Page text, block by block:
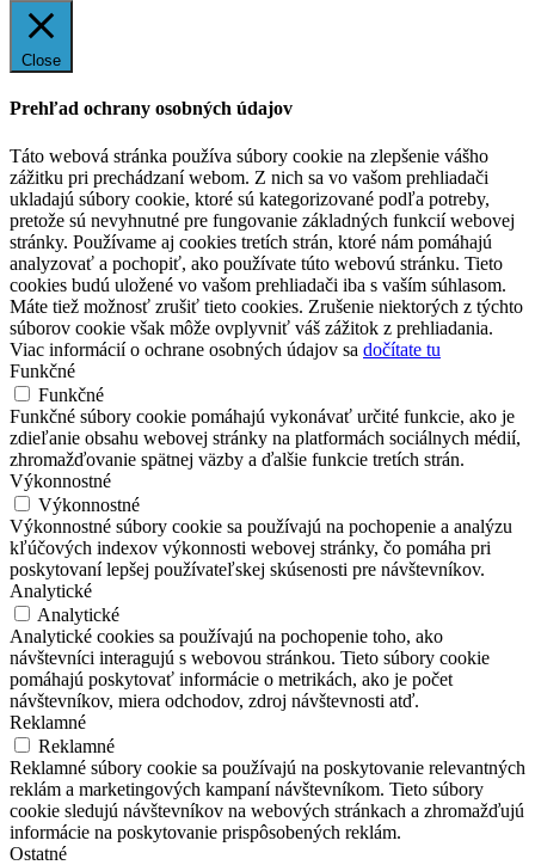
Close
Prehľad ochrany osobných údajov
Táto webová stránka používa súbory cookie na zlepšenie vášho
zážitku pri prechádzaní webom. Z nich sa vo vašom prehliadači
ukladajú súbory cookie, ktoré sú kategorizované podľa potreby,
pretože sú nevyhnutné pre fungovanie základných funkcií webovej
stránky. Používame aj cookies tretích strán, ktoré nám pomáhajú
analyzovať a pochopiť, ako používate túto webovú stránku. Tieto
cookies budú uložené vo vašom prehliadači iba s vaším súhlasom.
Máte tiež možnosť zrušiť tieto cookies. Zrušenie niektorých z týchto
súborov cookie však môže ovplyvniť váš zážitok z prehliadania.
Viac informácií o ochrane osobných údajov sa dočítate tu
Funkčné
Funkčné
Funkčné súbory cookie pomáhajú vykonávať určité funkcie, ako je
zdieľanie obsahu webovej stránky na platformách sociálnych médií,
zhromažďovanie spätnej väzby a ďalšie funkcie tretích strán.
Výkonnostné
Výkonnostné
Výkonnostné súbory cookie sa používajú na pochopenie a analýzu
kľúčových indexov výkonnosti webovej stránky, čo pomáha pri
poskytovaní lepšej používateľskej skúsenosti pre návštevníkov.
Analytické
Analytické
Analytické cookies sa používajú na pochopenie toho, ako
návštevníci interagujú s webovou stránkou. Tieto súbory cookie
pomáhajú poskytovať informácie o metrikách, ako je počet
návštevníkov, miera odchodov, zdroj návštevnosti atď.
Reklamné
Reklamné
Reklamné súbory cookie sa používajú na poskytovanie relevantných
reklám a marketingových kampaní návštevníkom. Tieto súbory
cookie sledujú návštevníkov na webových stránkach a zhromažďujú
informácie na poskytovanie prispôsobených reklám.
Ostatné